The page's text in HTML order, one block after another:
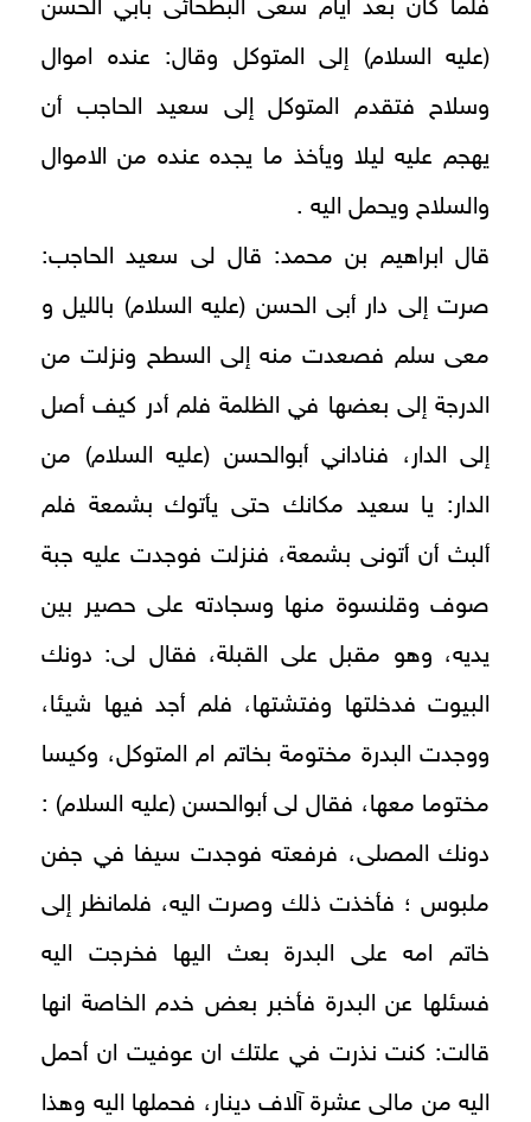
فلما كان بعد ايام سعى البطحائى بابي الحسن
(عليه السلام) إلى المتوكل وقال: عنده اموال
وسلاح فتقدم المتوكل إلى سعيد الحاجب أن
يهجم عليه ليلا ويأخذ ما يجده عنده من الاموال
والسلاح ويحمل اليه .
قال ابراهيم بن محمد: قال لى سعيد الحاجب:
صرت إلى دار أبى الحسن (عليه السلام) بالليل و
معى سلم فصعدت منه إلى السطح ونزلت من
الدرجة إلى بعضها في الظلمة فلم أدر كيف أصل
إلى الدار، فناداني أبوالحسن (عليه السلام) من
الدار: يا سعيد مكانك حتى يأتوك بشمعة فلم
ألبث أن أتونى بشمعة، فنزلت فوجدت عليه جبة
صوف وقلنسوة منها وسجادته على حصير بين
يديه، وهو مقبل على القبلة، فقال لى: دونك
البيوت فدخلتها وفتشتها، فلم أجد فيها شيئا،
ووجدت البدرة مختومة بخاتم ام المتوكل، وكيسا
مختوما معها، فقال لى أبوالحسن (عليه السلام) :
دونك المصلى، فرفعته فوجدت سيفا في جفن
ملبوس ؛ فأخذت ذلك وصرت اليه، فلمانظر إلى
خاتم امه على البدرة بعث اليها فخرجت اليه
فسئلها عن البدرة فأخبر بعض خدم الخاصة انها
قالت: كنت نذرت في علتك ان عوفيت ان أحمل
اليه من مالى عشرة آلاف دينار، فحملها اليه وهذا